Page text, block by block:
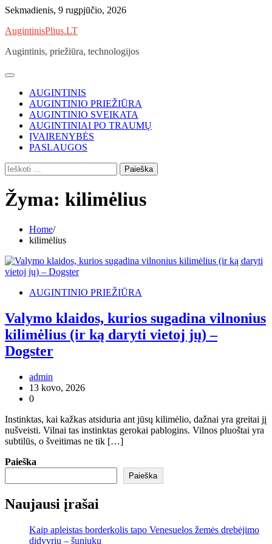
Skip
content
Sekmadienis, 9 rugpjūčio, 2026
AugintinisPlius.LT
Augintinis, priežiūra, technologijos
AUGINTINIS
AUGINTINIO PRIEŽIŪRA
AUGINTINIO SVEIKATA
AUGINTINIAI PO TRAUMŲ
ĮVAIRENYBĖS
PASLAUGOS
Ieškoti:
Žyma: kilimėlius
Home
kilimėlius
AUGINTINIO PRIEŽIŪRA
Valymo klaidos, kurios sugadina vilnonius
kilimėlius (ir ką daryti vietoj jų) –
Dogster
admin
13 kovo, 2026
0
Instinktas, kai kažkas atsiduria ant jūsų kilimėlio, dažnai yra greitai jį
nušveisti. Vilnai tas instinktas gerokai pablogins. Vilnos pluoštai yra
subtilūs, o šveitimas ne tik […]
Paieška
Paieška
Naujausi įrašai
Kaip apleistas borderkolis tapo Venesuelos žemės drebėjimo
didvyriu – šuniuku